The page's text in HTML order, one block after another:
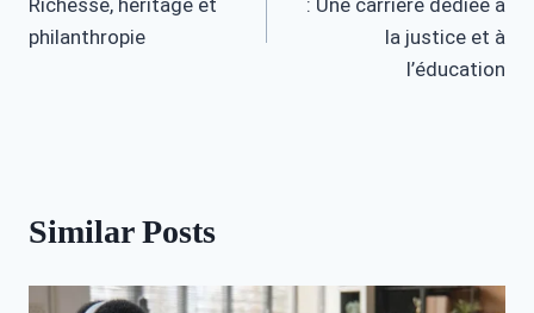
philanthropie
la justice et à
l’éducation
Similar Posts